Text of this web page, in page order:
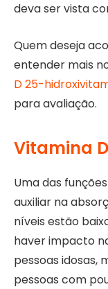
deva ser vista
Quem deseja
entender mais
D 25-
para avaliação.
Vitamina
Uma das
auxiliar na
níveis estão
haver impacto
pessoas idosas,
pessoas com